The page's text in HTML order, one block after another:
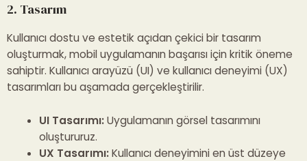
2. Tasarım
Kullanıcı dostu ve estetik açıdan çekici bir tasarım
oluşturmak, mobil uygulamanın başarısı için kritik öneme
sahiptir. Kullanıcı arayüzü (UI) ve kullanıcı deneyimi (UX)
tasarımları bu aşamada gerçekleştirilir.
UI Tasarımı:Uygulamanın görsel tasarımını
oluştururuz.
UX Tasarımı:Kullanıcı deneyimini en üst düzeye